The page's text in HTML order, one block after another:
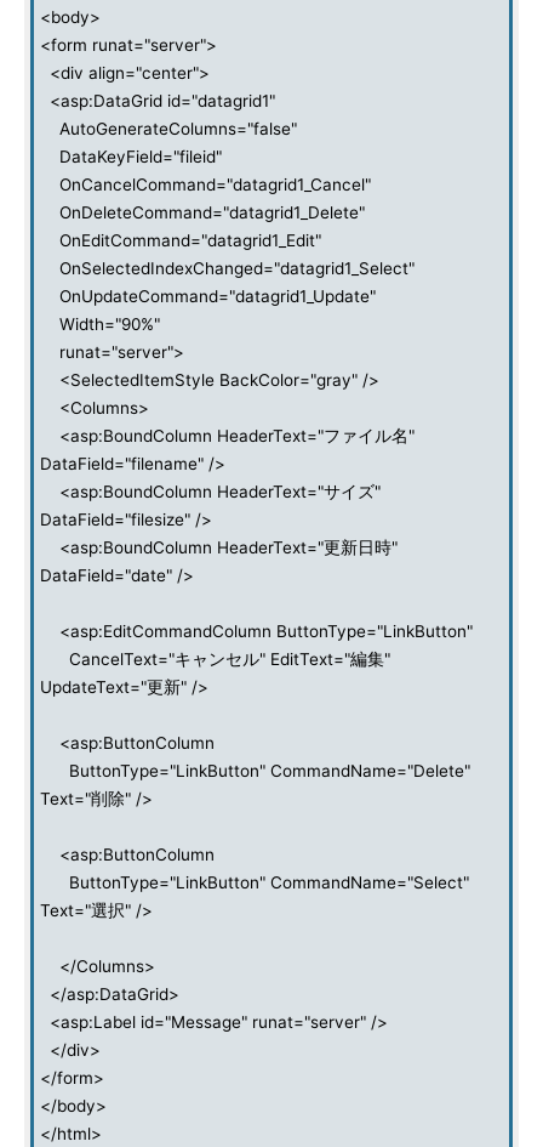
<body>
<form runat="server">
<div align="center">
<asp:DataGrid id="datagrid1"
AutoGenerateColumns="false"
DataKeyField="fileid"
OnCancelCommand="datagrid1_Cancel"
OnDeleteCommand="datagrid1_Delete"
OnEditCommand="datagrid1_Edit"
OnSelectedIndexChanged="datagrid1_Select"
OnUpdateCommand="datagrid1_Update"
Width="90%"
runat="server">
<SelectedItemStyle BackColor="gray" />
<Columns>
<asp:BoundColumn HeaderText="ファイル名"
DataField="filename" />
<asp:BoundColumn HeaderText="サイズ"
DataField="filesize" />
<asp:BoundColumn HeaderText="更新日時"
DataField="date" />
<asp:EditCommandColumn ButtonType="LinkButton"
CancelText="キャンセル" EditText="編集"
UpdateText="更新" />
<asp:ButtonColumn
ButtonType="LinkButton" CommandName="Delete"
Text="削除" />
<asp:ButtonColumn
ButtonType="LinkButton" CommandName="Select"
Text="選択" />
</Columns>
</asp:DataGrid>
<asp:Label id="Message" runat="server" />
</div>
</form>
</body>
</html>